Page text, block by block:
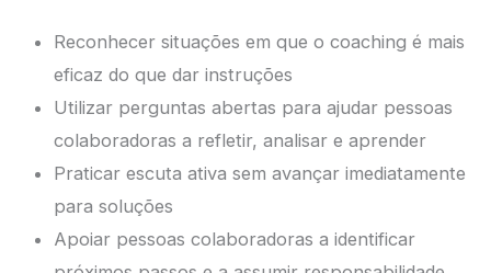
Reconhecer situações em que o coaching é mais
eficaz do que dar instruções
Utilizar perguntas abertas para ajudar pessoas
colaboradoras a refletir, analisar e aprender
Praticar escuta ativa sem avançar imediatamente
para soluções
Apoiar pessoas colaboradoras a identificar